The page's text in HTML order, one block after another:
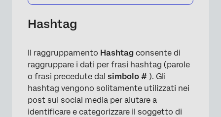
Hashtag
Il raggruppamento Hashtag consente di
raggruppare i dati per frasi hashtag (parole
o frasi precedute dal simbolo # ). Gli
hashtag vengono solitamente utilizzati nei
post sui social media per aiutare a
identificare e categorizzare il soggetto di